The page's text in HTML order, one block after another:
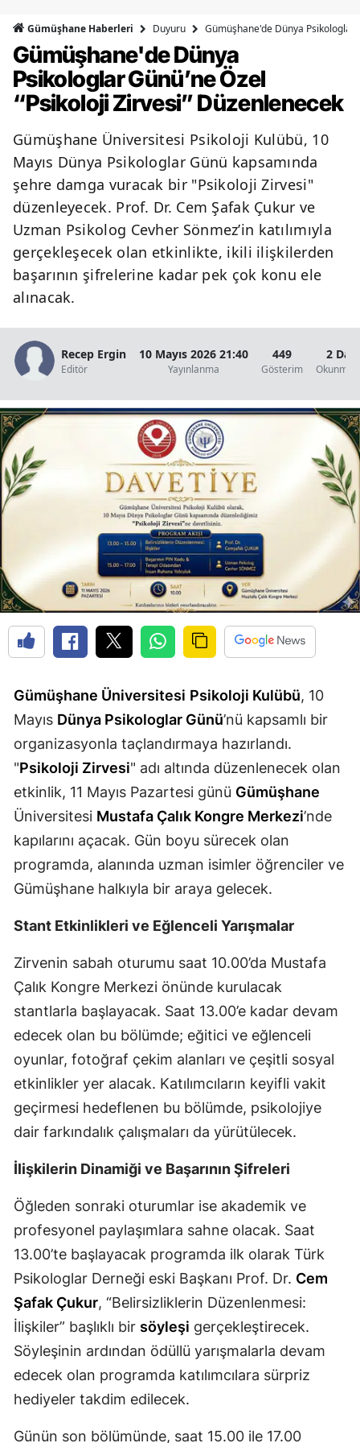
Bingöl
Bitlis
Bolu
Burdur
Bursa
Çanakkale
Çankırı
Çorum
Diyarbakır
Elazığ
Erzincan
Erzurum
Eskişehir
Gaziantep
Giresun
Gümüşhane
Hakkari
Isparta
Mersin
İstanbul
İzmir
Kars
Kastamonu
Kocaeli
Konya
Malatya
Manisa
Kahramanmaraş
Mardin
Muğla
Muş
Nevşehir
Niğde
Ordu
Sakarya
Gümüşhane Haberleri Duyuru Gümüşhane'de Dünya Psikologlar
Gümüşhane'de Dünya
Psikologlar Günü’ne Özel
“Psikoloji Zirvesi” Düzenlenecek
Gümüşhane Üniversitesi Psikoloji Kulübü, 10
Mayıs Dünya Psikologlar Günü kapsamında
şehre damga vuracak bir "Psikoloji Zirvesi"
düzenleyecek. Prof. Dr. Cem Şafak Çukur ve
Uzman Psikolog Cevher Sönmez’in katılımıyla
gerçekleşecek olan etkinlikte, ikili ilişkilerden
başarının şifrelerine kadar pek çok konu ele
alınacak.
Recep Ergin
Editör
10 Mayıs 2026 21:40
Yayınlanma
449
Gösterim
2
Okunma
Gümüşhane Üniversitesi Psikoloji Kulübü, 10
Mayıs Dünya Psikologlar Günü’nü kapsamlı bir
organizasyonla taçlandırmaya hazırlandı.
"Psikoloji Zirvesi" adı altında düzenlenecek olan
etkinlik, 11 Mayıs Pazartesi günü Gümüşhane
Üniversitesi Mustafa Çalık Kongre Merkezi’nde
kapılarını açacak. Gün boyu sürecek olan
programda, alanında uzman isimler öğrenciler ve
Gümüşhane halkıyla bir araya gelecek.
Stant Etkinlikleri ve Eğlenceli Yarışmalar
Zirvenin sabah oturumu saat 10.00’da Mustafa
Çalık Kongre Merkezi önünde kurulacak
stantlarla başlayacak. Saat 13.00’e kadar devam
edecek olan bu bölümde; eğitici ve eğlenceli
oyunlar, fotoğraf çekim alanları ve çeşitli sosyal
etkinlikler yer alacak. Katılımcıların keyifli vakit
geçirmesi hedeflenen bu bölümde, psikolojiye
dair farkındalık çalışmaları da yürütülecek.
İlişkilerin Dinamiği ve Başarının Şifreleri
Öğleden sonraki oturumlar ise akademik ve
profesyonel paylaşımlara sahne olacak. Saat
13.00’te başlayacak programda ilk olarak Türk
Psikologlar Derneği eski Başkanı Prof. Dr. Cem
Şafak Çukur, “Belirsizliklerin Düzenlenmesi:
İlişkiler” başlıklı bir söyleşi gerçekleştirecek.
Söyleşinin ardından ödüllü yarışmalarla devam
edecek olan programda katılımcılara sürpriz
hediyeler takdim edilecek.
Günün son bölümünde, saat 15.00 ile 17.00